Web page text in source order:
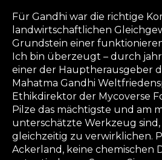
Für Gandhi war die richtige
landwirtschaftlichen
Grundstein einer
Ich bin überzeugt – durch
einer der Hauptherausgeber
Mahatma Gandhi
Ethikdirektor der Mycoverse
Pilze das mächtigste und am
unterschätzte Werkzeug
gleichzeitig zu verwirklichen.
Ackerland, keine chemischen